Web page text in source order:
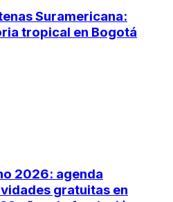
Suramericana:
tropical en Bogotá
2026: agenda
gratuitas en